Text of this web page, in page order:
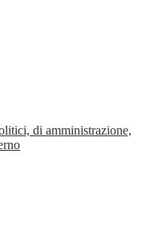
di amministrazione,